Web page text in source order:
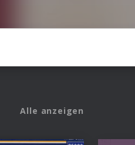
Alle anzeigen